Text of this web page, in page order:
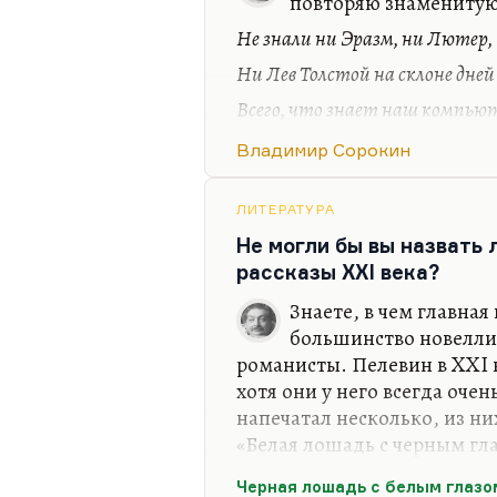
что книга эта меня
тогда печатал. Не то что бы
назад, нет. Меня до сих пор
но она и должна
Не знали ни Эразм, ни Лютер,
Ни Лев Толстой на склоне дней
Всего, что знает наш
Поскольку он их всех умней.
Того… чего в него не вложит.
Это та же причина, по
Вот я в Нэшвилл ездил
нэшвиллским профессором
дискуссия. Он там
стилизатор». Да,
самом понятии
Владимир Сорокин
ЛИТЕРАТУРА
Не могли бы вы назвать
рассказы XXI века?
Знаете, в чем
большинство
романисты. Пелевин в XXI
хотя они у него всегда
напечатал несколько, из
«Белая лошадь с черным
Черная лошадь с белым